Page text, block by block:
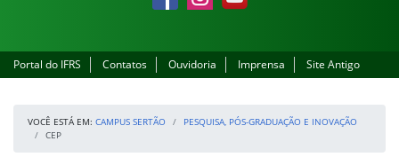
Portal do IFRS Contatos Ouvidoria Imprensa Site Antigo
VOCÊ ESTÁ EM: CAMPUS SERTÃO
PESQUISA, PÓS-GRADUAÇÃO E INOVAÇÃO
CEP